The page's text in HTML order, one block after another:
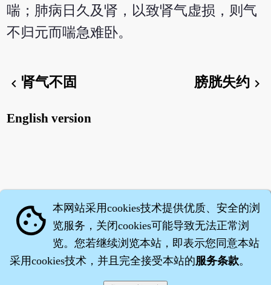
喘；肺病日久及肾，以致肾气虚损，则气
不归元而喘急难卧。
chevron_left 肾气不固 膀胱失约chevron_right
English version
cookie 本网站采用cookies技术提供优质、安全的浏
览服务，关闭cookies可能导致无法正常浏
览。您若继续浏览本站，即表示您同意本站
采用cookies技术，并且完全接受本站的服务条款。